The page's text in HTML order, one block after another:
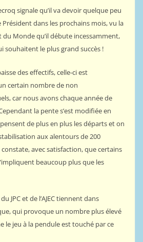
signale qu’il va devoir quelque peu
dans les prochains mois, vu la
Monde qu’il débute incessamment,
souhaitent le plus grand succès !
des effectifs, celle-ci est
certain nombre de non
car nous avons chaque année de
la pente s’est modifiée en
de plus en plus les départs et on
aux alentours de 200
avec satisfaction, que certains
beaucoup plus que les
JPC et de l’AJEC tiennent dans
qui provoque un nombre plus élevé
le jeu à la pendule est touché par ce